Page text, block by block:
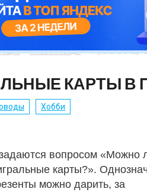
 Любые поводы  Игральные
КАРТЫ В
Хобби
вопросом «Можно
карты?».
можно дарить, за